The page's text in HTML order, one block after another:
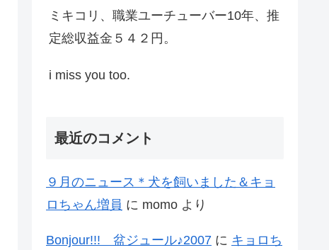
ミキコリ、職業ユーチューバー10年、推
定総収益金５４２円。
i miss you too.
最近のコメント
９月のニュース＊犬を飼いました＆キョ
ロちゃん増員 に momo より
Bonjour!!! 盆ジュール♪2007 に キョロち